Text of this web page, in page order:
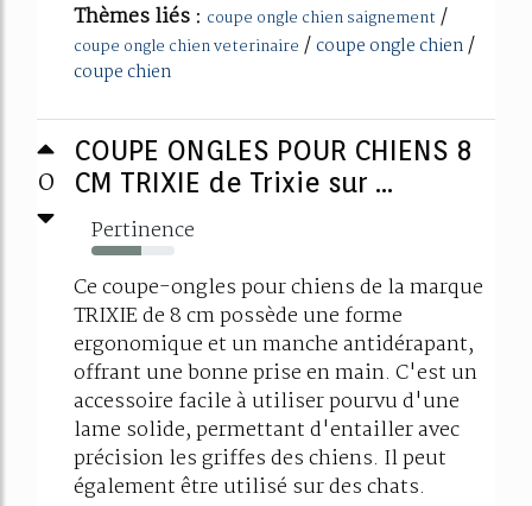
Thèmes liés : coupe ongle chien saignement /
coupe ongle chien veterinaire / coupe ongle chien/
coupe chien
0
COUPE ONGLES POUR CHIENS 8
CM TRIXIE de Trixie sur ...
Pertinence
60%
Ce coupe-ongles pour chiens de la marque
TRIXIE de 8 cm possède une forme
ergonomique et un manche antidérapant,
offrant une bonne prise en main. C'est un
accessoire facile à utiliser pourvu d'une
lame solide, permettant d'entailler avec
précision les griffes des chiens. Il peut
également être utilisé sur des chats.